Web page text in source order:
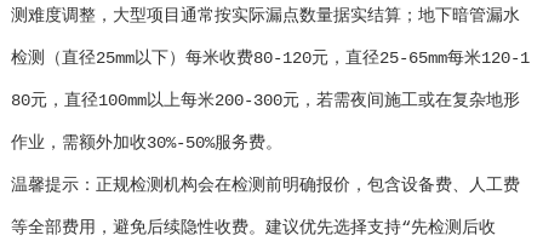
测难度调整，大型项目通常按实际漏点数量据实结算；地下暗管漏水
检测（直径25mm以下）每米收费80-120元，直径25-65mm每米120-1
80元，直径100mm以上每米200-300元，若需夜间施工或在复杂地形
作业，需额外加收30%-50%服务费。
温馨提示：正规检测机构会在检测前明确报价，包含设备费、人工费
等全部费用，避免后续隐性收费。建议优先选择支持“先检测后收